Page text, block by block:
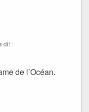
dit :
de l’Océan.